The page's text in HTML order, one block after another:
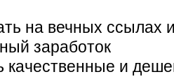
на вечных ссылах
заработок
качественные и